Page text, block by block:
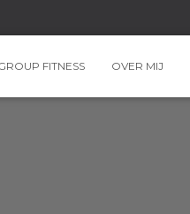
FITNESS OVER MIJ